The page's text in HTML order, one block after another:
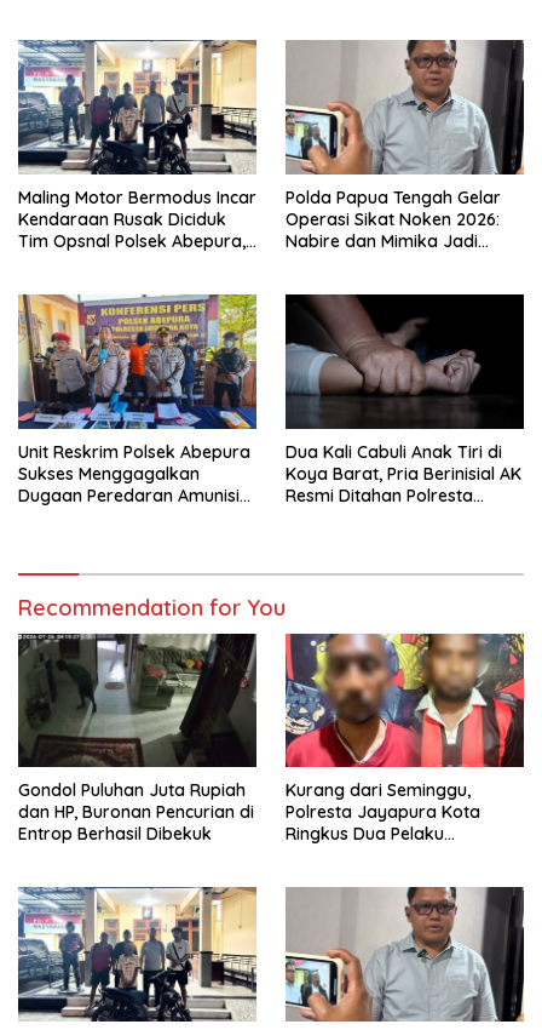
Maling Motor Bermodus Incar
Kendaraan Rusak Diciduk
Tim Opsnal Polsek Abepura,
Polda Papua Tengah Gelar
Operasi Sikat Noken 2026:
Nabire dan Mimika Jadi
Unit Reskrim Polsek Abepura
Sukses Menggagalkan
Dugaan Peredaran Amunisi
Dua Kali Cabuli Anak Tiri di
Koya Barat, Pria Berinisial AK
Resmi Ditahan Polresta
Recommendation for You
Gondol Puluhan Juta Rupiah
dan HP, Buronan Pencurian di
Entrop Berhasil Dibekuk
Kurang dari Seminggu,
Polresta Jayapura Kota
Ringkus Dua Pelaku